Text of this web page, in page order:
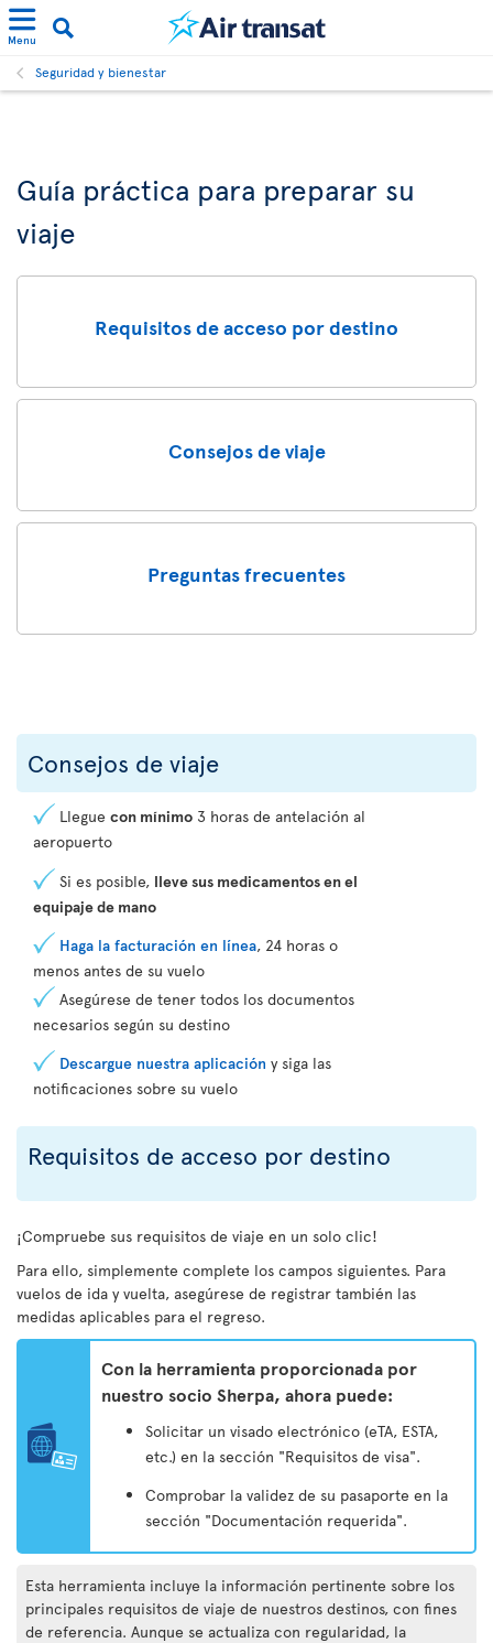
Menu
Seguridad y bienestar
Guía práctica para preparar su
viaje
Requisitos de acceso por destino
Consejos de viaje
Preguntas frecuentes
Consejos de viaje
Llegue con mínimo 3 horas de antelación al
aeropuerto
Si es posible, lleve sus medicamentos en el
equipaje de mano
Haga la facturación en línea, 24 horas o
menos antes de su vuelo
Asegúrese de tener todos los documentos
necesarios según su destino
Descargue nuestra aplicación y siga las
notificaciones sobre su vuelo
Requisitos de acceso por destino
¡Compruebe sus requisitos de viaje en un solo clic!
Para ello, simplemente complete los campos siguientes. Para
vuelos de ida y vuelta, asegúrese de registrar también las
medidas aplicables para el regreso.
Con la herramienta proporcionada por
nuestro socio Sherpa, ahora puede:
Solicitar un visado electrónico (eTA, ESTA,
etc.) en la sección "Requisitos de visa".
Comprobar la validez de su pasaporte en la
sección "Documentación requerida".
Esta herramienta incluye la información pertinente sobre los
principales requisitos de viaje de nuestros destinos, con fines
de referencia. Aunque se actualiza con regularidad, la